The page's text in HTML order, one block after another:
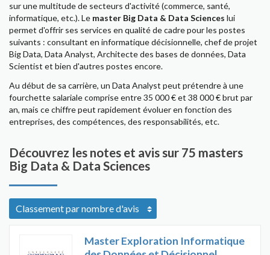
sur une multitude de secteurs d'activité (commerce, santé,
informatique, etc.). Le master Big Data & Data Sciences lui
permet d'offrir ses services en qualité de cadre pour les postes
suivants : consultant en informatique décisionnelle, chef de projet
Big Data, Data Analyst, Architecte des bases de données, Data
Scientist et bien d'autres postes encore.
Au début de sa carrière, un Data Analyst peut prétendre à une
fourchette salariale comprise entre 35 000 € et 38 000 € brut par
an, mais ce chiffre peut rapidement évoluer en fonction des
entreprises, des compétences, des responsabilités, etc.
Découvrez les notes et avis sur 75 masters
Big Data & Data Sciences
Master Exploration Informatique